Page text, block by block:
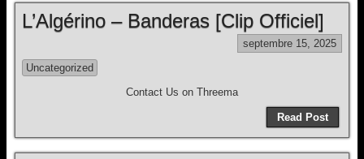
L’Algérino – Banderas [Clip Officiel]
septembre 15, 2025
Uncategorized
Contact Us on Threema
Read Post